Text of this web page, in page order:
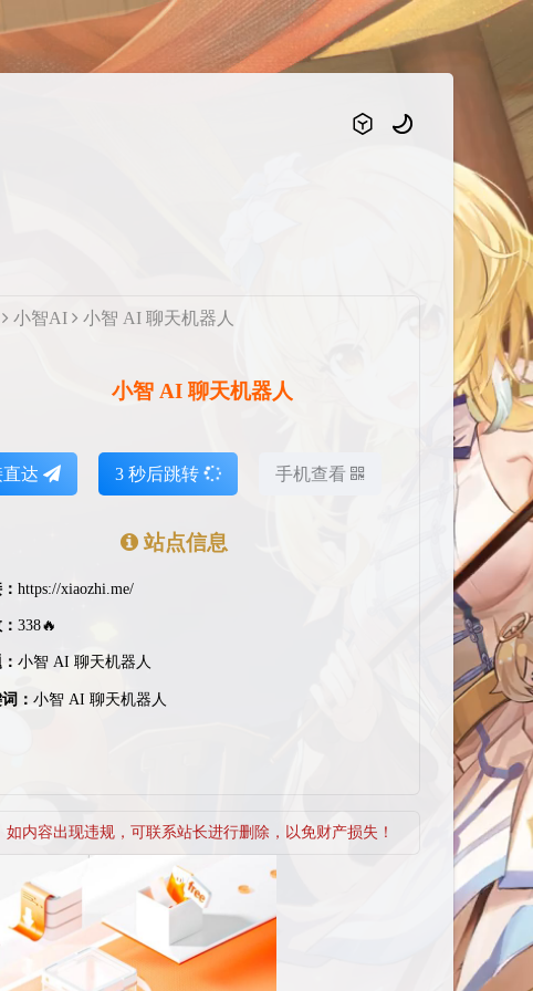
小智AI 小智 AI 聊天机器人
小智 AI 聊天机器人
达 2秒后跳转 手机查看
站点信息
https://xiaozhi.me/
：338🔥
小智 AI 聊天机器人
：小智 AI 聊天机器人
内容出现违规，可联系站长进行删除，以免财产损失！